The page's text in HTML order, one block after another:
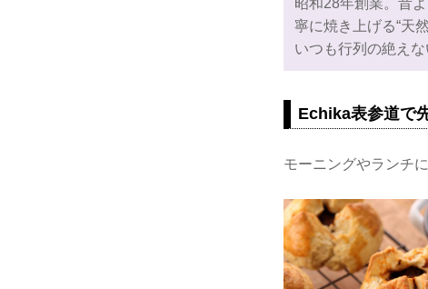
昭和28年創業。昔
寧に焼き上げる“天
いつも行列の絶えな
Echika表参道で
モーニングやランチ